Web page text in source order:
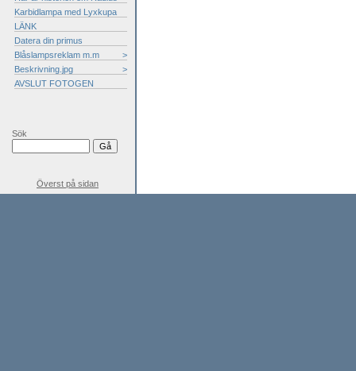
Karbidlampa med Lyxkupa
LÄNK
Datera din primus
Blåslampsreklam m.m
>
Beskrivning.jpg
>
AVSLUT FOTOGEN
Sök
Överst på sidan